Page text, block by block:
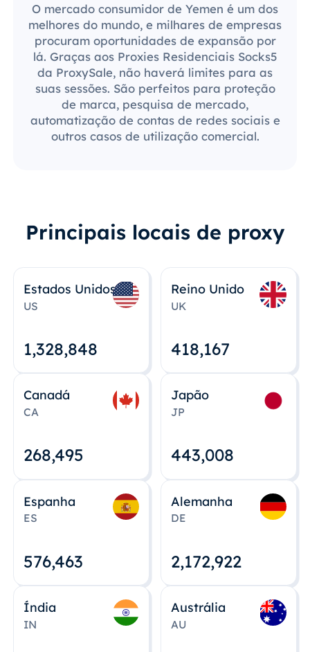
O mercado consumidor de Yemen é um dos
melhores do mundo, e milhares de empresas
procuram oportunidades de expansão por
lá. Graças aos Proxies Residenciais Socks5
da ProxySale, não haverá limites para as
suas sessões. São perfeitos para proteção
de marca, pesquisa de mercado,
automatização de contas de redes sociais e
outros casos de utilização comercial.
Principais locais de proxy
Estados Unidos
US
1,328,848
Reino Unido
UK
418,167
Canadá
CA
268,495
Japão
JP
443,008
Espanha
ES
576,463
Alemanha
DE
2,172,922
Índia
IN
Austrália
AU